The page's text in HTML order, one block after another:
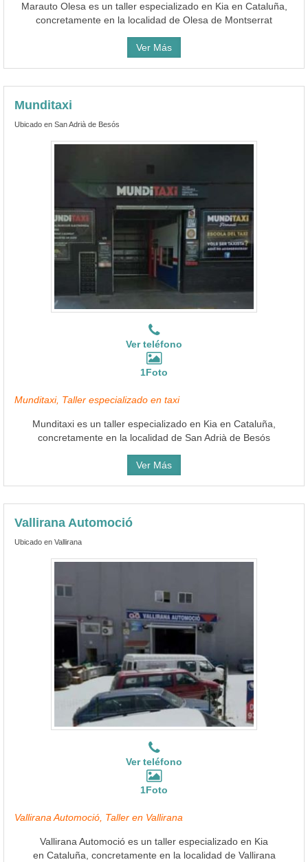
Marauto Olesa es un taller especializado en Kia en Cataluña,
concretamente en la localidad de Olesa de Montserrat
Ver Más
Munditaxi
Ubicado en San Adrià de Besós
Ver teléfono
1Foto
Munditaxi, Taller especializado en taxi
Munditaxi es un taller especializado en Kia en Cataluña,
concretamente en la localidad de San Adrià de Besós
Ver Más
Vallirana Automoció
Ubicado en Vallirana
Ver teléfono
1Foto
Vallirana Automoció, Taller en Vallirana
Vallirana Automoció es un taller especializado en Kia
en Cataluña, concretamente en la localidad de Vallirana